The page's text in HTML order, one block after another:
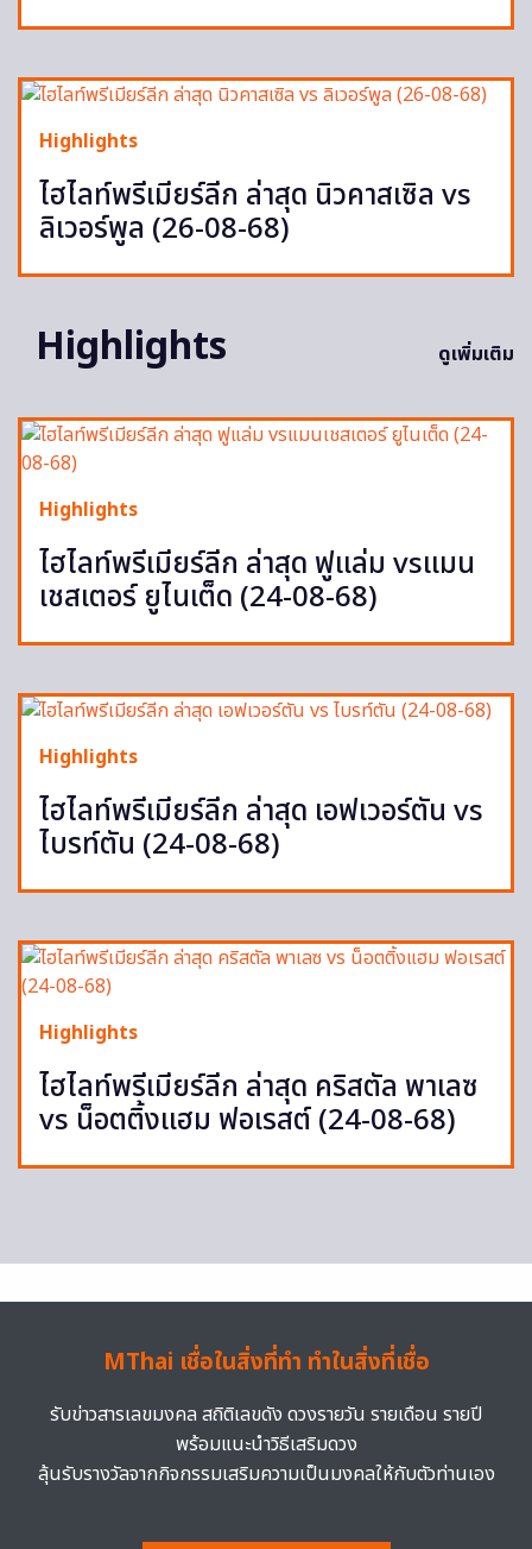
Highlights
ไฮไลท์พรีเมียร์ลีก ล่าสุด นิวคาสเซิล vs
ลิเวอร์พูล (26-08-68)
Highlights ดูเพิ่มเติม
Highlights
ไฮไลท์พรีเมียร์ลีก ล่าสุด ฟูแล่ม vsแมน
เชสเตอร์ ยูไนเต็ด (24-08-68)
Highlights
ไฮไลท์พรีเมียร์ลีก ล่าสุด เอฟเวอร์ตัน vs
ไบรท์ตัน (24-08-68)
Highlights
ไฮไลท์พรีเมียร์ลีก ล่าสุด คริสตัล พาเลซ
vs น็อตติ้งแฮม ฟอเรสต์ (24-08-68)
MThai เชื่อในสิ่งที่ทำ ทำในสิ่งที่เชื่อ
รับข่าวสารเลขมงคล สถิติเลขดัง ดวงรายวัน รายเดือน รายปี
พร้อมแนะนำวิธีเสริมดวง
ลุ้นรับรางวัลจากกิจกรรมเสริมความเป็นมงคลให้กับตัวท่านเอง